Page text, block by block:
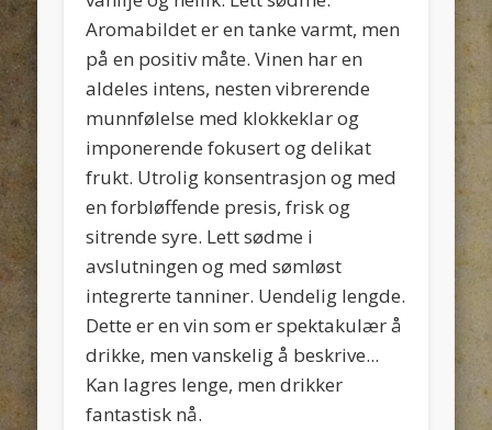
Aromabildet er en tanke varmt, men
på en positiv måte. Vinen har en
aldeles intens, nesten vibrerende
munnfølelse med klokkeklar og
imponerende fokusert og delikat
frukt. Utrolig konsentrasjon og med
en forbløffende presis, frisk og
sitrende syre. Lett sødme i
avslutningen og med sømløst
integrerte tanniner. Uendelig lengde.
Dette er en vin som er spektakulær å
drikke, men vanskelig å beskrive...
Kan lagres lenge, men drikker
fantastisk nå.